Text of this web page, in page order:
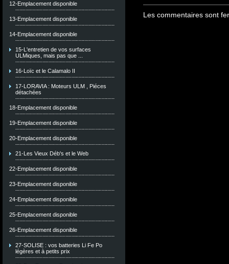
12-Emplacement disponible
13-Emplacement disponible
14-Emplacement disponible
15-L'entretien de vos surfaces
ULMiques, mais pas que ...
16-Loïc et le Calamalo II
17-LORAVIA : Moteurs ULM , Piéces
détachées
18-Emplacement disponible
19-Emplacement disponible
20-Emplacement disponible
21-Les Vieux Déb's et le Web
22-Emplacement disponible
23-Emplacement disponible
24-Emplacement disponible
25-Emplacement disponible
26-Emplacement disponible
27-SOLISE : vos batteries Li Fe Po
légères et à petits prix
Les commentaires sont